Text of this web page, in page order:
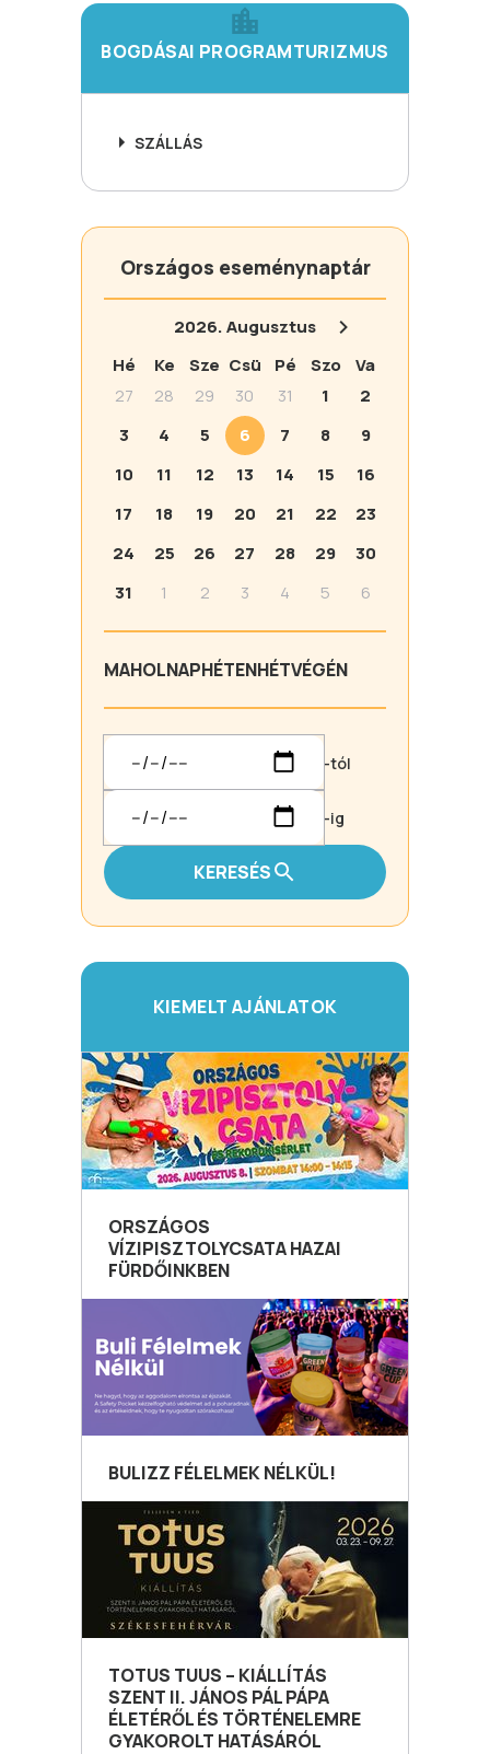
BOGDÁSAI PROGRAMTURIZMUS
SZÁLLÁS
Országos eseménynaptár
2026.Augusztus
Hé
Ke Sze Csü Pé Szo
Va
27
28 29 30 31 1
2
3
4 5 6 7 8
9
10
11 12 13 14 15
16
17
18 19 20 21 22
23
24
25 26 27 28 29
30
31
1 2 3 4 5 6
MAHOLNAPHÉTENHÉTVÉGÉN
-tól
-ig
KERESÉS
KIEMELT AJÁNLATOK
ORSZÁGOS
VÍZIPISZTOLYCSATA HAZAI
FÜRDŐINKBEN
BULIZZ FÉLELMEK NÉLKÜL!
TOTUS TUUS – KIÁLLÍTÁS
SZENT II. JÁNOS PÁL PÁPA
ÉLETÉRŐL ÉS TÖRTÉNELEMRE
GYAKOROLT HATÁSÁRÓL